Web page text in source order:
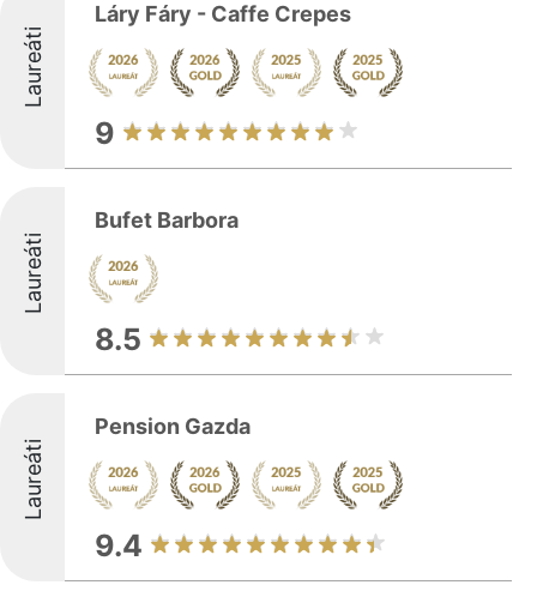
Laureáti
Láry Fáry - Caffe Crepes
9
Laureáti
Bufet Barbora
8.5
Laureáti
Pension Gazda
9.4